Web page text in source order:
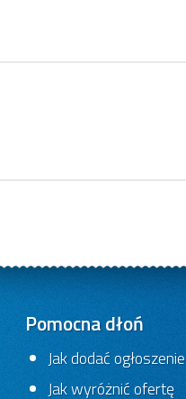
Pomocna dłoń
Jak dodać ogłoszenie
Jak wyróżnić ofertę